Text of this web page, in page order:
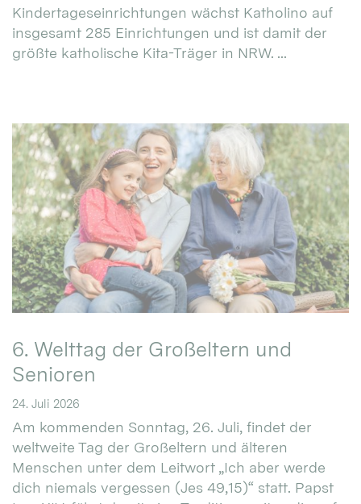
Kindertageseinrichtungen wächst Katholino auf
insgesamt 285 Einrichtungen und ist damit der
größte katholische Kita-Träger in NRW. ...
6. Welttag der Großeltern und
Senioren
24. Juli 2026
Am kommenden Sonntag, 26. Juli, findet der
weltweite Tag der Großeltern und älteren
Menschen unter dem Leitwort „Ich aber werde
dich niemals vergessen (Jes 49,15)“ statt. Papst